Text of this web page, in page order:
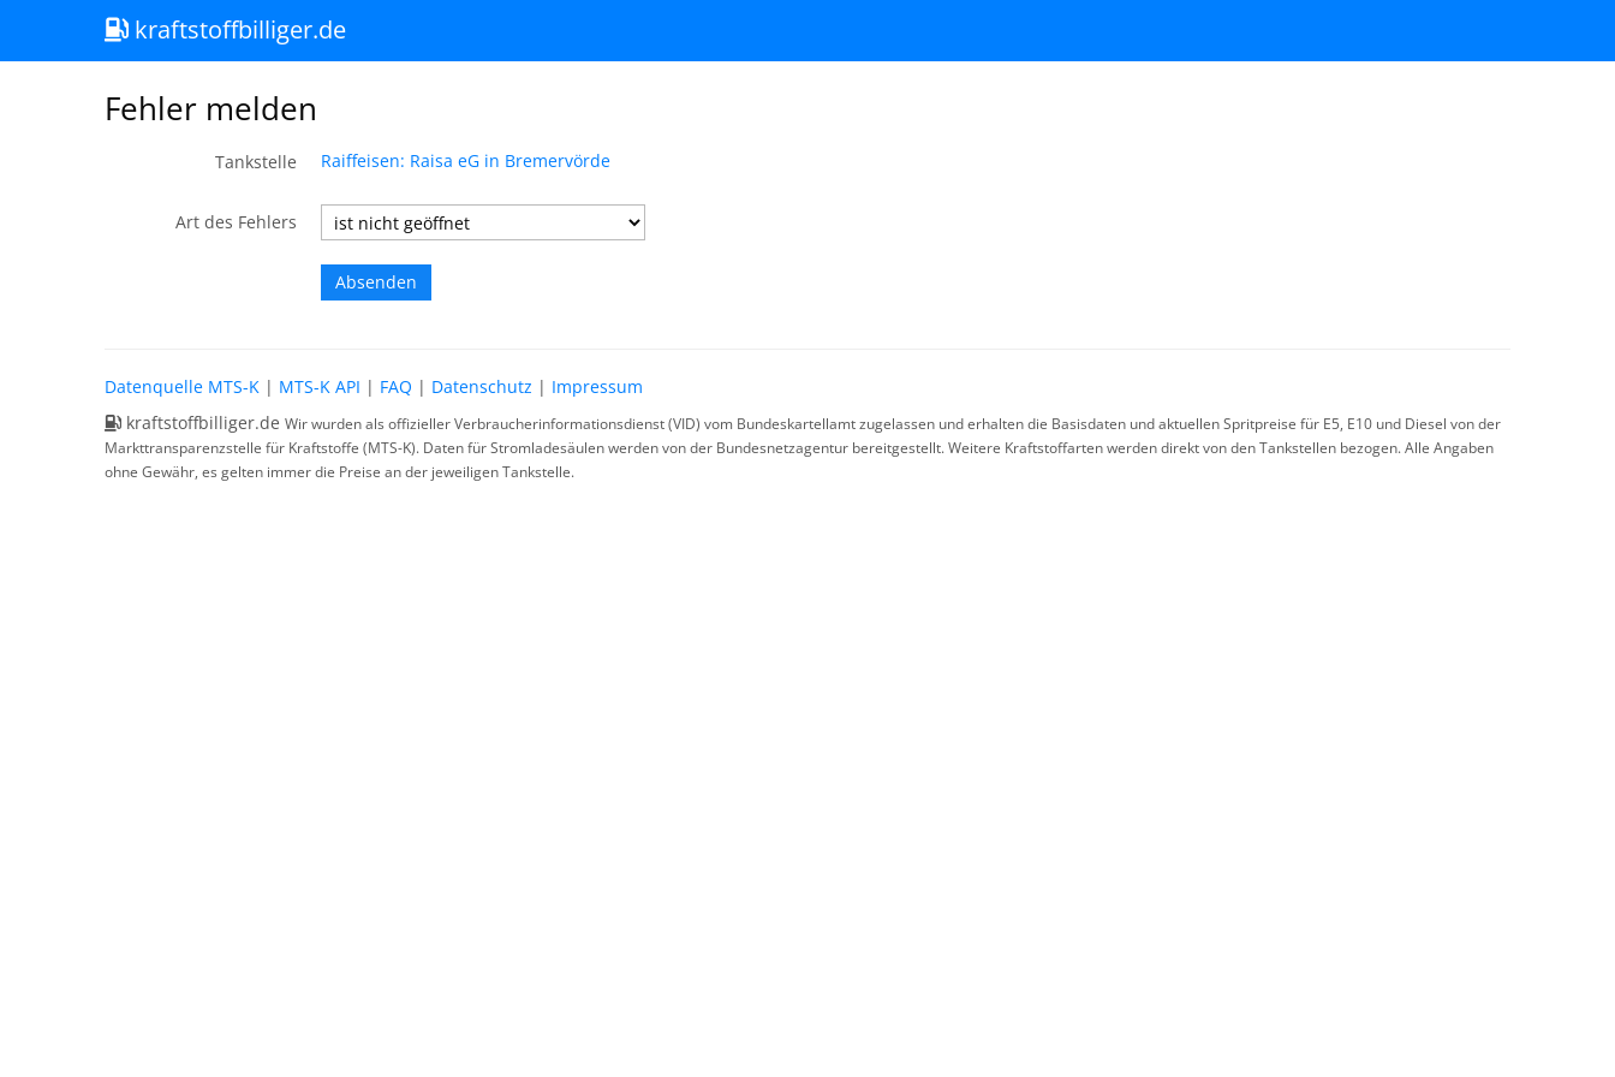
kraftstoffbilliger.de
Fehler melden
Tankstelle Raiffeisen: Raisa eG in Bremervörde
Art des Fehlers
Datenquelle MTS-K | MTS-K API | FAQ | Datenschutz | Impressum
kraftstoffbilliger.de Wir wurden als offizieller Verbraucherinformationsdienst (VID) vom Bundeskartellamt zugelassen und erhalten die Basisdaten und aktuellen Spritpreise für E5, E10 und Diesel von der
Markttransparenzstelle für Kraftstoffe (MTS-K). Daten für Stromladesäulen werden von der Bundesnetzagentur bereitgestellt. Weitere Kraftstoffarten werden direkt von den Tankstellen bezogen. Alle Angaben
ohne Gewähr, es gelten immer die Preise an der jeweiligen Tankstelle.